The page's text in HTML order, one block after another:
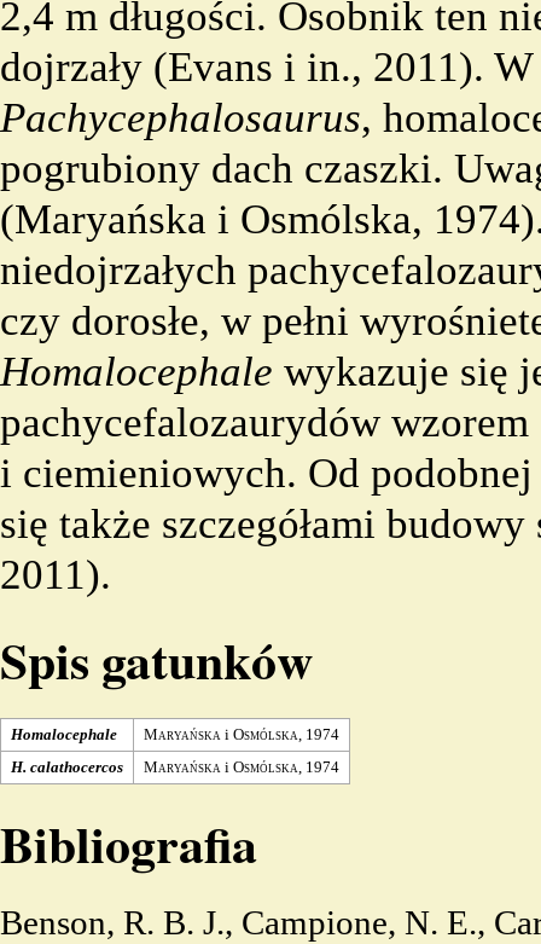
2,4 m długości. Osobnik ten
dojrzały (Evans i in., 2011).
Pachycephalosaurus,
pogrubiony dach czaszki.
(Maryańska i Osmólska,
niedojrzałych
czy dorosłe, w pełni
Homalocephale wykazuje się
pachycefalozaurydów
i ciemieniowych. Od
się także szczegółami
2011).
Spis gatunków
Homalocephale Maryańska i Osmólska 1974
H. calathocercos
Maryańska i Osmólska 1974
Bibliografia
Benson, R. B. J., Campione, N. E.,